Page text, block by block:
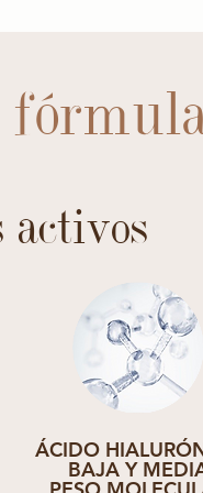
activos
ÁCIDO
BAJA Y